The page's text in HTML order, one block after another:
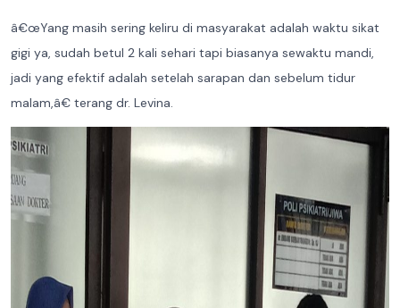
â€œYang masih sering keliru di masyarakat adalah waktu sikat
gigi ya, sudah betul 2 kali sehari tapi biasanya sewaktu mandi,
jadi yang efektif adalah setelah sarapan dan sebelum tidur
malam,â€ terang dr. Levina.